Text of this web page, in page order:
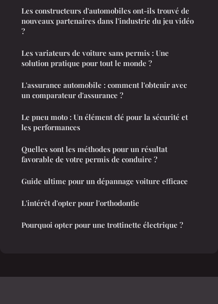
Les constructeurs d'automobiles ont-ils trouvé de
nouveaux partenaires dans l'industrie du jeu vidéo
?
Les variateurs de voiture sans permis : Une
solution pratique pour tout le monde ?
L'assurance automobile : comment l'obtenir avec
un comparateur d'assurance ?
Le pneu moto : Un élément clé pour la sécurité et
les performances
Quelles sont les méthodes pour un résultat
favorable de votre permis de conduire ?
Guide ultime pour un dépannage voiture efficace
L'intérêt d'opter pour l'orthodontie
Pourquoi opter pour une trottinette électrique ?